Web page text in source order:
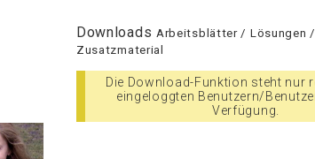
Downloads Arbeitsblätter / Lösungen /
Zusatzmaterial
Die Download-Funktion steht nur
eingeloggten Benutzern/
Verfügung.